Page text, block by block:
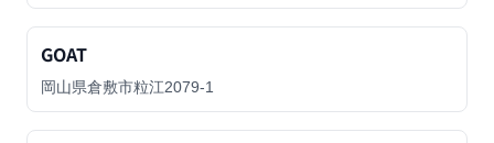
GOAT
岡山県倉敷市粒江2079-1